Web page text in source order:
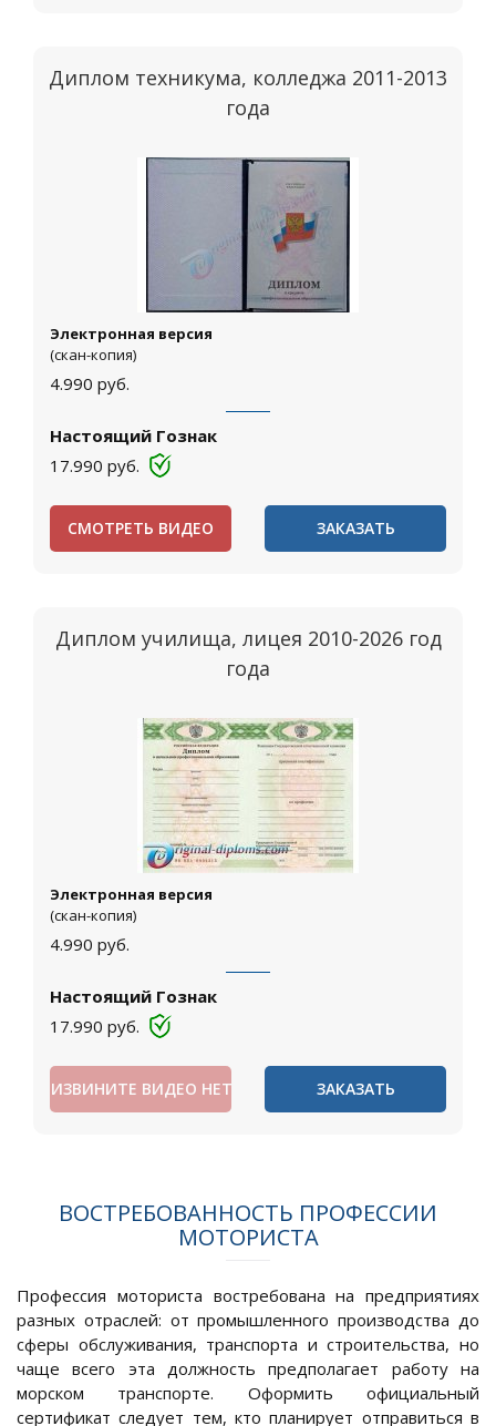
Диплом техникума, колледжа 2011-2013
года
Электронная версия
(скан-копия)
4.990 руб.
Настоящий Гознак
17.990 руб.
СМОТРЕТЬ ВИДЕО ЗАКАЗАТЬ
Диплом училища, лицея 2010-2026 год
года
Электронная версия
(скан-копия)
4.990 руб.
Настоящий Гознак
17.990 руб.
ИЗВИНИТЕ ВИДЕО НЕТ ЗАКАЗАТЬ
ВОСТРЕБОВАННОСТЬ ПРОФЕССИИ
МОТОРИСТА
Профессия моториста востребована на предприятиях
разных отраслей: от промышленного производства до
сферы обслуживания, транспорта и строительства, но
чаще всего эта должность предполагает работу на
морском транспорте. Оформить официальный
сертификат следует тем, кто планирует отправиться в